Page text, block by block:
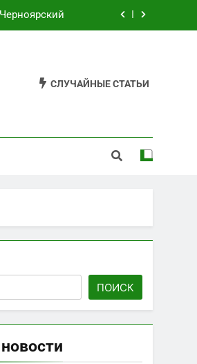
Черноярский
Староуткинск
СЛУЧАЙНЫЕ СТАТЬИ
ПОИСК